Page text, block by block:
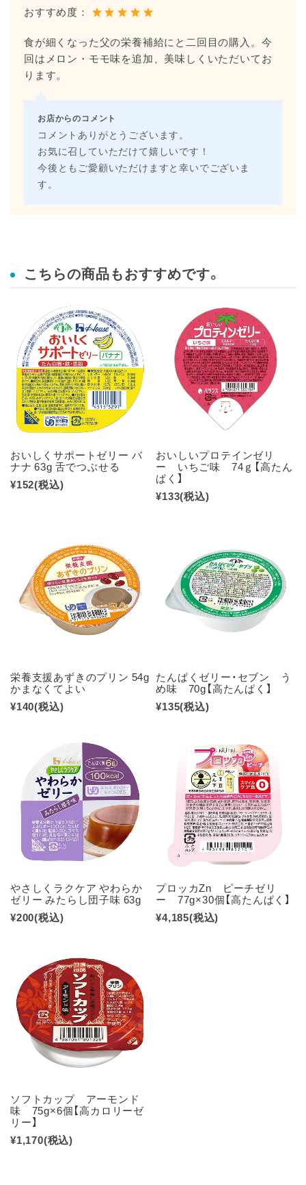
おすすめ度：
食が細くなった父の栄養補給にと二回目の購入。今
回はメロン・モモ味を追加、美味しくいただいてお
ります。
お店からのコメント
コメントありがとうございます。
お気に召していただけて嬉しいです！
今後ともご愛顧いただけますと幸いでございま
す。
こちらの商品もおすすめです。
おいしくサポートゼリー バ
ナナ 63g 舌でつぶせる
¥152(税込)
おいしいプロテインゼリ
ー いちご味 74ｇ【高たん
ぱく】
¥133(税込)
栄養支援あずきのプリン 54g
かまなくてよい
¥140(税込)
たんぱくゼリー・セブン う
め味 70g【高たんぱく】
¥135(税込)
やさしくラクケア やわらか
ゼリー みたらし団子味 63g
¥200(税込)
プロッカZn ピーチゼリ
ー 77g×30個【高たんぱく】
¥4,185(税込)
ソフトカップ アーモンド
味 75g×6個【高カロリーゼ
リー】
¥1,170(税込)